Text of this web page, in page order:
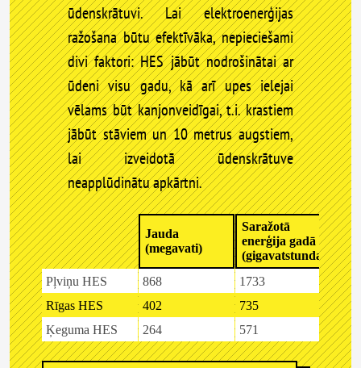
ūdenskrātuvi. Lai elektroenerģijas
ražošana būtu efektīvāka, nepieciešami
divi faktori: HES jābūt nodrošinātai ar
ūdeni visu gadu, kā arī upes ielejai
vēlams būt kanjonveidīgai, t.i. krastiem
jābūt stāviem un 10 metrus augstiem,
lai izveidotā ūdenskrātuve
neapplūdinātu apkārtni.
Jauda
(megavati)
Saražotā
enerģija gadā
(gigavatstundas)
Pļviņu HES
868
1733
Rīgas HES
402
735
Ķeguma HES
264 571